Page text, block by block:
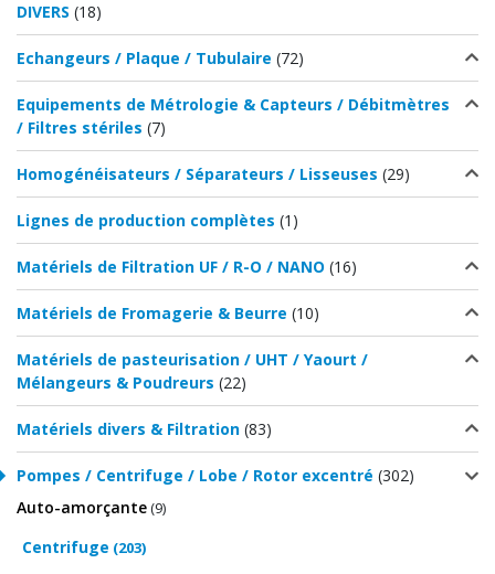
DIVERS (18)
Echangeurs / Plaque / Tubulaire (72)
Equipements de Métrologie & Capteurs / Débitmètres
/ Filtres stériles (7)
Homogénéisateurs / Séparateurs / Lisseuses (29)
Lignes de production complètes (1)
Matériels de Filtration UF / R-O / NANO (16)
Matériels de Fromagerie & Beurre (10)
Matériels de pasteurisation / UHT / Yaourt /
Mélangeurs & Poudreurs (22)
Matériels divers & Filtration (83)
Pompes / Centrifuge / Lobe / Rotor excentré (302)
Auto-amorçante(9)
Centrifuge (203)